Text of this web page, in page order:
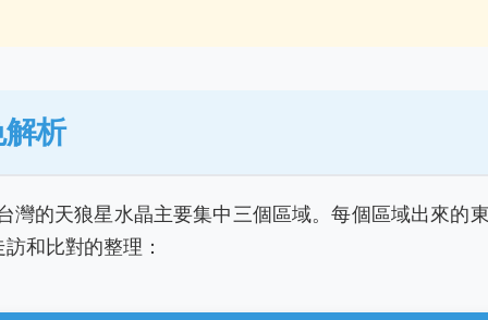
析
灣的天狼星水晶主要集中三個區域。每個區域出來的
和比對的整理：